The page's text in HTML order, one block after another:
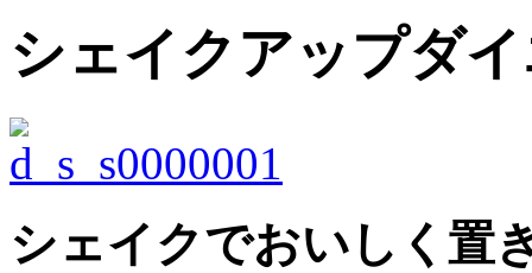
シェイクアップダ
シェイクでおいしく置